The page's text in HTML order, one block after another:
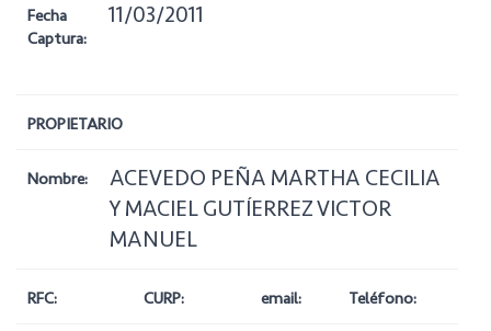
Fecha
Captura:
11/03/2011
PROPIETARIO
Nombre:
ACEVEDO PEÑA MARTHA CECILIA
Y MACIEL GUTÍERREZ VICTOR
MANUEL
RFC: CURP: email: Teléfono: